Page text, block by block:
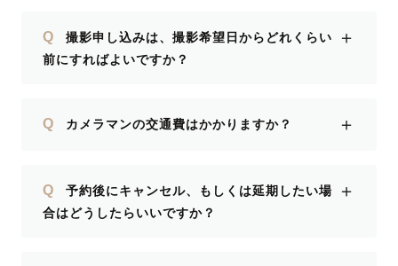
Q
撮影申し込みは、撮影希望日からどれくらい
前にすればよいですか？
＋
Q カメラマンの交通費はかかりますか？ ＋
Q
予約後にキャンセル、もしくは延期したい場
合はどうしたらいいですか？
＋